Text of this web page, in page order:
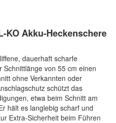
KO Akku-Heckenschere
dauerhaft scharfe
von 55 cm einen
ohne Verkannten oder
schützt das
etwa beim Schnitt am
hält es langlebig scharf und
Extra-Sicherheit beim Führen